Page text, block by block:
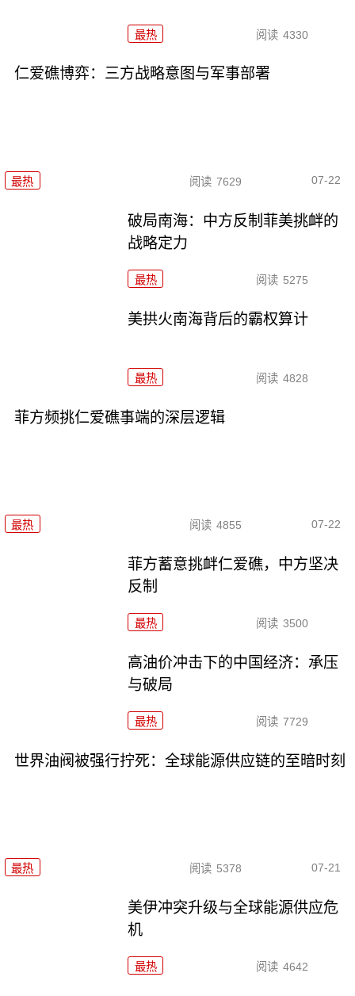
最热 阅读 4330
仁爱礁博弈：三方战略意图与军事部署
最热 阅读 7629 07-22
破局南海：中方反制菲美挑衅的
战略定力
最热 阅读 5275
美拱火南海背后的霸权算计
最热 阅读 4828
菲方频挑仁爱礁事端的深层逻辑
最热 阅读 4855 07-22
菲方蓄意挑衅仁爱礁，中方坚决
反制
最热 阅读 3500
高油价冲击下的中国经济：承压
与破局
最热 阅读 7729
世界油阀被强行拧死：全球能源供应链的至暗时刻
最热 阅读 5378 07-21
美伊冲突升级与全球能源供应危
机
最热 阅读 4642